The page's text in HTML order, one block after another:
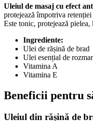
Uleiul de masaj cu efect
protejează împotriva
Este tonic, protejează
Ingrediente:
Ulei de rășină de brad
Ulei esențial de
Vitamina A
Vitamina E
Beneficii pentru
Uleiul din rășină de